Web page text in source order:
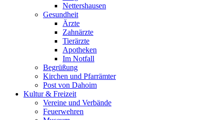
Nettershausen
Gesundheit
Ärzte
Zahnärzte
Tierärzte
Apotheken
Im Notfall
Begrüßung
Kirchen und Pfarrämter
Post von Dahoim
Kultur & Freizeit
Vereine und Verbände
Feuerwehren